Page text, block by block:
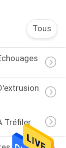
Tous
Tréfiler